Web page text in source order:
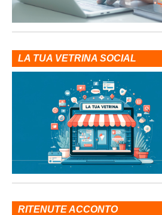
LA TUA VETRINA SOCIAL
RITENUTE ACCONTO